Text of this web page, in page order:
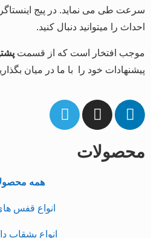
سرعت طی می نماید. در پیج
احداث را میتوانید دنبال کنید.
موجب افتخار است که از قسمت
پیشنهادات خود را با ما در میان
محصولات
همه
انواع قفس
انواع بشقاب